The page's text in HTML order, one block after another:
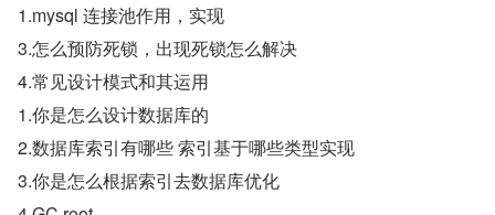
1.mysql 连接池作用，实现
3.怎么预防死锁，出现死锁怎么解决
4.常见设计模式和其运用
1.你是怎么设计数据库的
2.数据库索引有哪些 索引基于哪些类型实现
3.你是怎么根据索引去数据库优化